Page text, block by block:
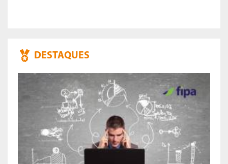
DESTAQUES